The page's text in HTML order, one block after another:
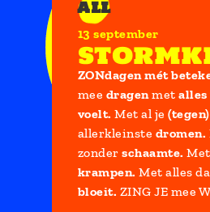
ALL
13 september
ZONdagen mét
mee dragenmetalles
voelt. Met al je
allerkleinste dromen.
zonderschaamte.
krampen. Met alles
bloeit. ZING JE mee